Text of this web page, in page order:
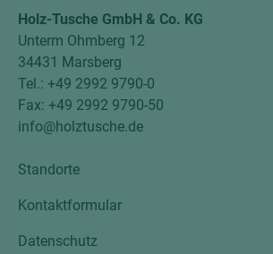
Holz-Tusche GmbH & Co. KG
Unterm Ohmberg 12
34431 Marsberg
Tel.: +49 2992 9790-0
Fax: +49 2992 9790-50
info@holztusche.de
Standorte
Kontaktformular
Datenschutz